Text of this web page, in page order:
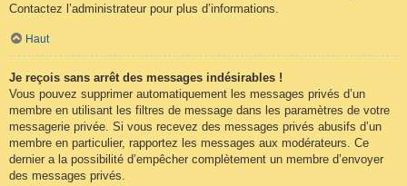
Contactez l’administrateur pour plus d’informations.
Haut
Je reçois sans arrêt des messages indésirables !
Vous pouvez supprimer automatiquement les messages privés d’un
membre en utilisant les filtres de message dans les paramètres de votre
messagerie privée. Si vous recevez des messages privés abusifs d’un
membre en particulier, rapportez les messages aux modérateurs. Ce
dernier a la possibilité d’empêcher complètement un membre d’envoyer
des messages privés.